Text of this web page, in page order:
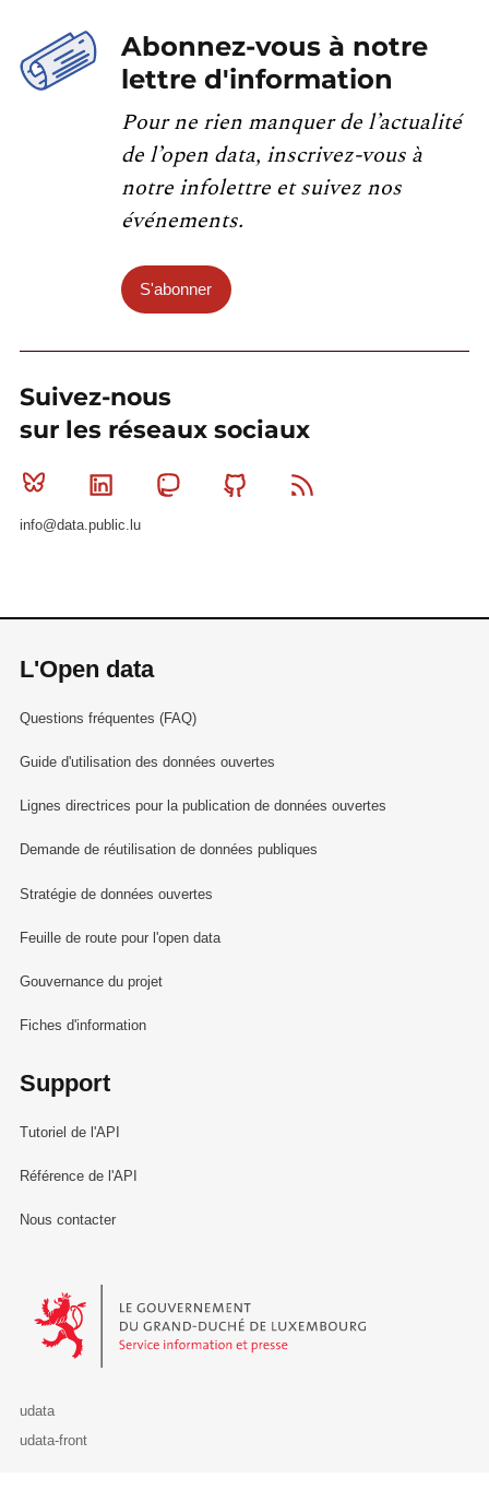
Abonnez-vous à notre
lettre d'information
Pour ne rien manquer de l’actualité
de l’open data, inscrivez-vous à
notre infolettre et suivez nos
événements.
S'abonner
Suivez-nous
sur les réseaux sociaux
Bluesky Linkedin MastodonGithub
info@data.public.lu
L'Open data
Questions fréquentes (FAQ)
Guide d'utilisation des données ouvertes
Lignes directrices pour la publication de données ouvertes
Demande de réutilisation de données publiques
Stratégie de données ouvertes
Feuille de route pour l'open data
Gouvernance du projet
Fiches d'information
Support
Tutoriel de l'API
Référence de l'API
Nous contacter
Le Gouvernement du Grand-Duché de Luxembourg - Service
udata
udata-front